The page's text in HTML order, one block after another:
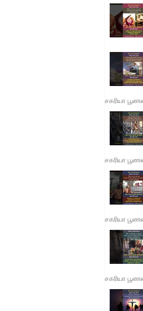
சகரியா
சகரியா
சகரியா
சகரியா